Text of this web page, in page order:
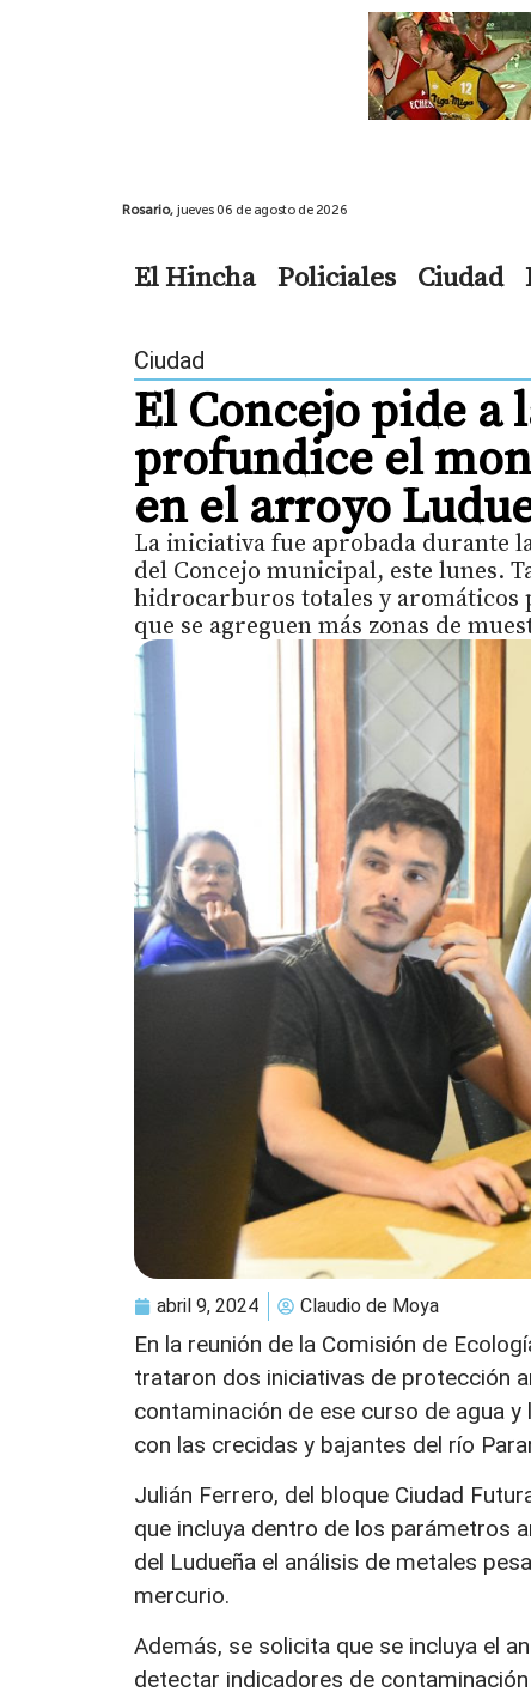
Rosario, jueves 06 de agosto de 2026
El Hincha Policiales Ciudad
Ciudad
El Concejo pide
profundice el
en el arroyo
La iniciativa fue aprobada durante
del Concejo municipal, este lunes.
hidrocarburos totales y aromáticos
que se agreguen más zonas de
abril 9, 2024 Claudio de Moya
En la reunión de la Comisión de
trataron dos iniciativas de protección
contaminación de ese curso de agua
con las crecidas y bajantes del río
Julián Ferrero, del bloque Ciudad
que incluya dentro de los parámetros
del Ludueña el análisis de metales
mercurio.
Además, se solicita que se incluya el
detectar indicadores de